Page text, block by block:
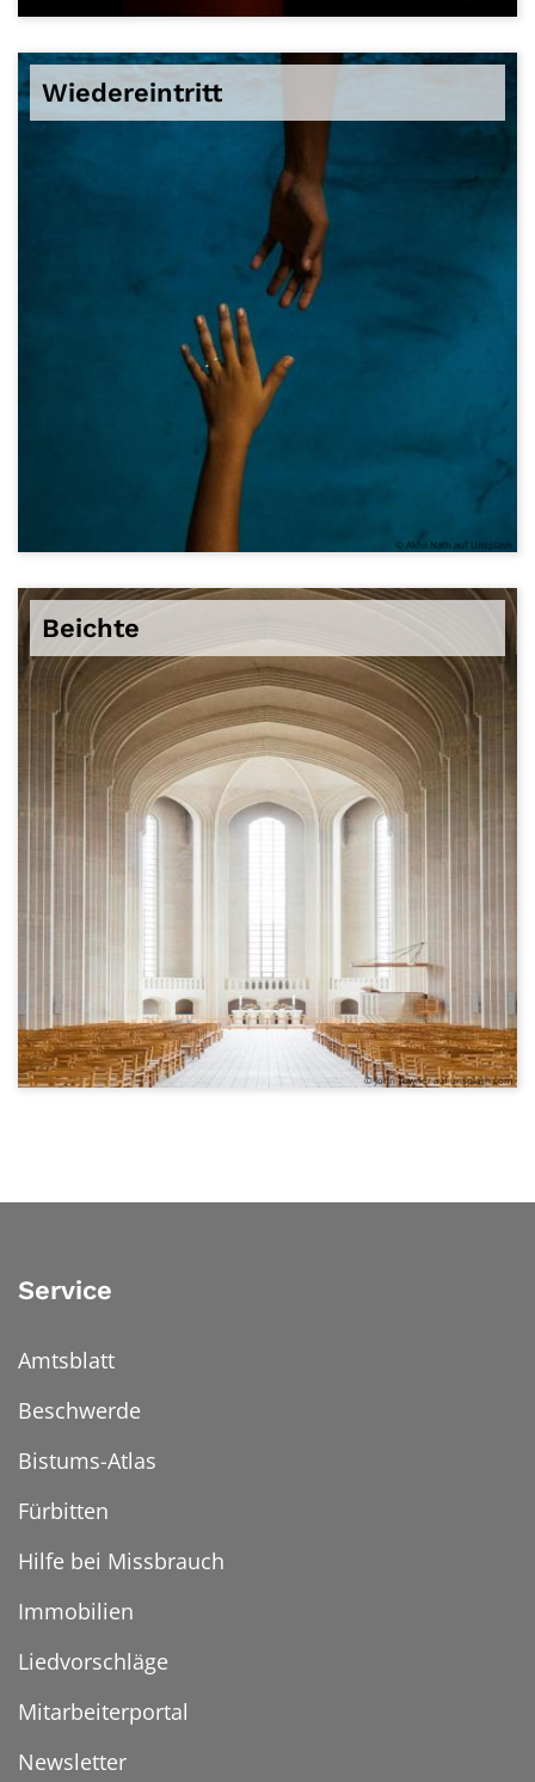
Wiedereintritt
© Akhil Nath auf Unsplash
Beichte
© John Towner auf unsplash.com
Service
Amtsblatt
Beschwerde
Bistums-Atlas
Fürbitten
Hilfe bei Missbrauch
Immobilien
Liedvorschläge
Mitarbeiterportal
Newsletter